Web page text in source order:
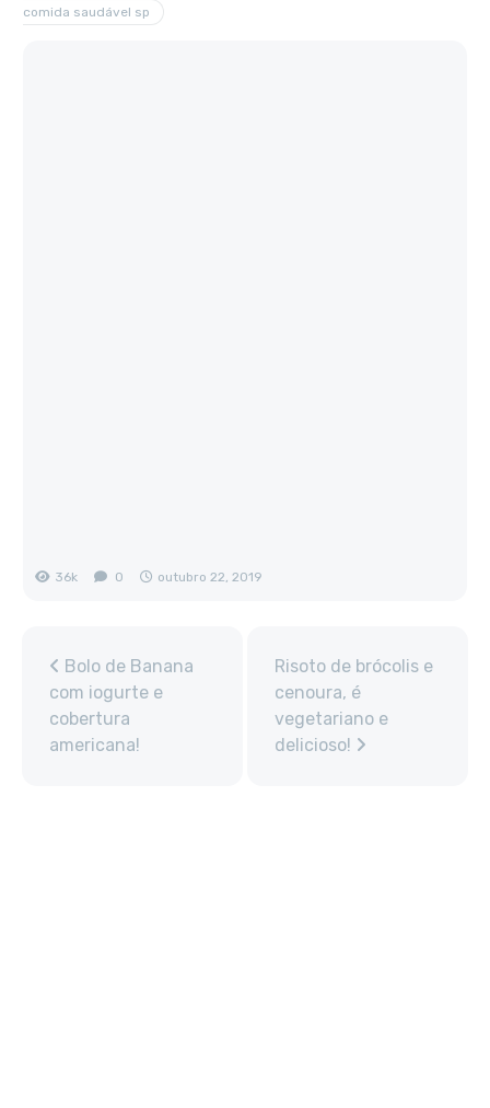
comida saudável sp
36k 0 outubro 22, 2019
Bolo de Banana
com iogurte e
cobertura
americana!
Risoto de brócolis e
cenoura, é
vegetariano e
delicioso!